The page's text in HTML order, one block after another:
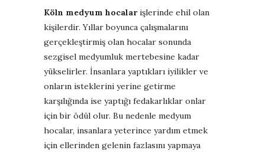
Köln medyum hocalarişlerinde ehil olan
kişilerdir. Yıllar boyunca çalışmalarını
gerçekleştirmiş olan hocalar sonunda
sezgisel medyumluk mertebesine kadar
yükselirler. İnsanlara yaptıkları iyilikler ve
onların isteklerini yerine getirme
karşılığında ise yaptığı fedakarlıklar onlar
için bir ödül olur. Bu nedenle medyum
hocalar, insanlara yeterince yardım etmek
için ellerinden gelenin fazlasını yapmaya